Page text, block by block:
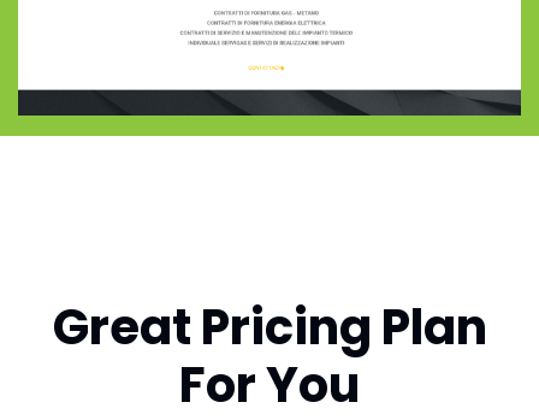
Great Pricing Plan
For You